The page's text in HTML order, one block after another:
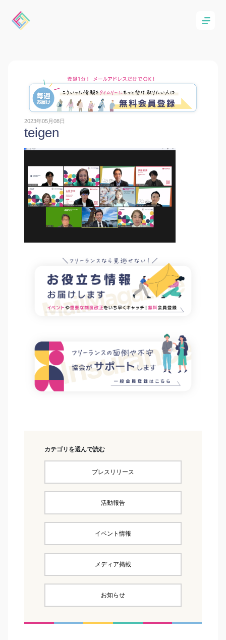
2023年05月08日
teigen
カテゴリを選んで読む
プレスリリース
活動報告
イベント情報
メディア掲載
お知らせ